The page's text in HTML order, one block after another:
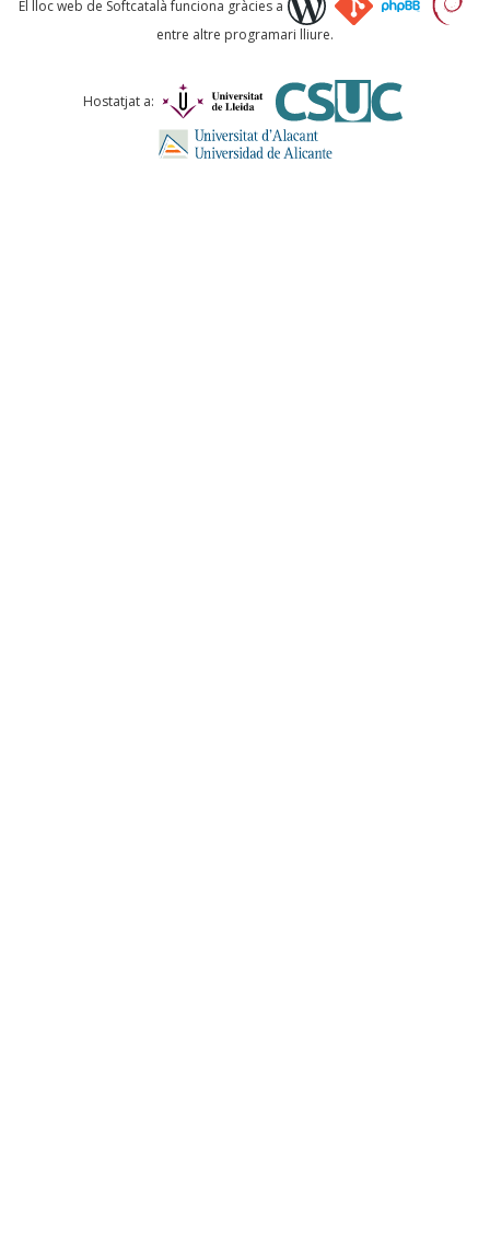
Comentari *
El lloc web de Softcatalà funciona gràcies a
entre altre programari lliure.
Hostatjat a: